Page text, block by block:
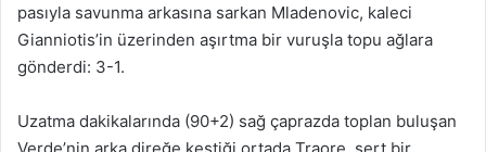
pasıyla savunma arkasına sarkan Mladenovic, kaleci
Gianniotis’in üzerinden aşırtma bir vuruşla topu ağlara
gönderdi: 3-1.
Uzatma dakikalarında (90+2) sağ çaprazda toplan buluşan